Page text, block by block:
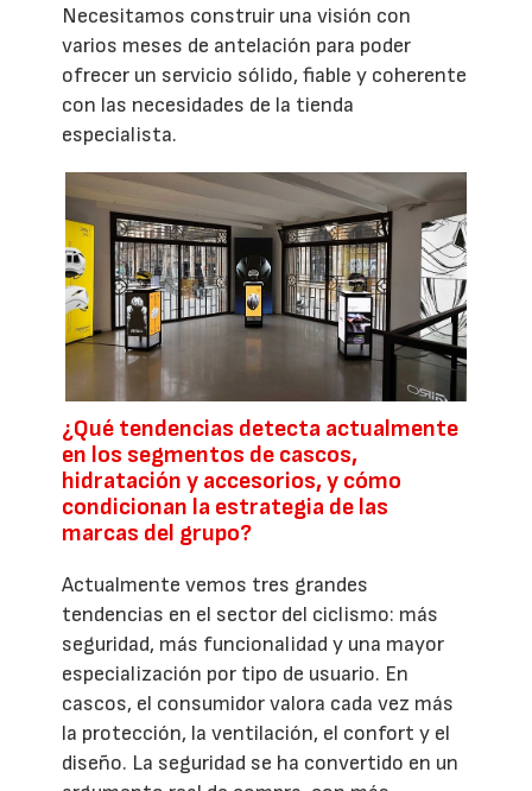
Necesitamos construir una visión con
varios meses de antelación para poder
ofrecer un servicio sólido, fiable y coherente
con las necesidades de la tienda
especialista.
¿Qué tendencias detecta actualmente
en los segmentos de cascos,
hidratación y accesorios, y cómo
condicionan la estrategia de las
marcas del grupo?
Actualmente vemos tres grandes
tendencias en el sector del ciclismo: más
seguridad, más funcionalidad y una mayor
especialización por tipo de usuario. En
cascos, el consumidor valora cada vez más
la protección, la ventilación, el confort y el
diseño. La seguridad se ha convertido en un